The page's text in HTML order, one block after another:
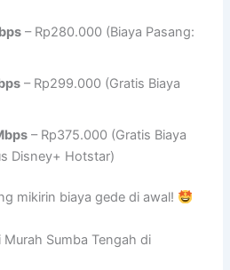
– Rp280.000 (Biaya Pasang:
– Rp299.000 (Gratis Biaya
– Rp375.000 (Gratis Biaya
Disney+ Hotstar)
mikirin biaya gede di awal!
Sumba Tengah di